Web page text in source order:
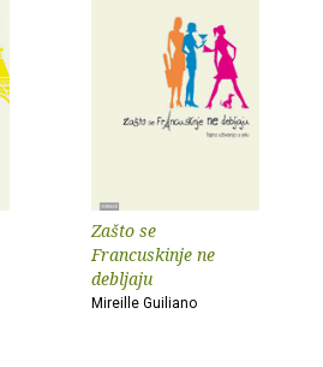
Zašto se
Francuskinje ne
debljaju
Mireille Guiliano